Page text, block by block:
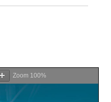
Zoom 100%